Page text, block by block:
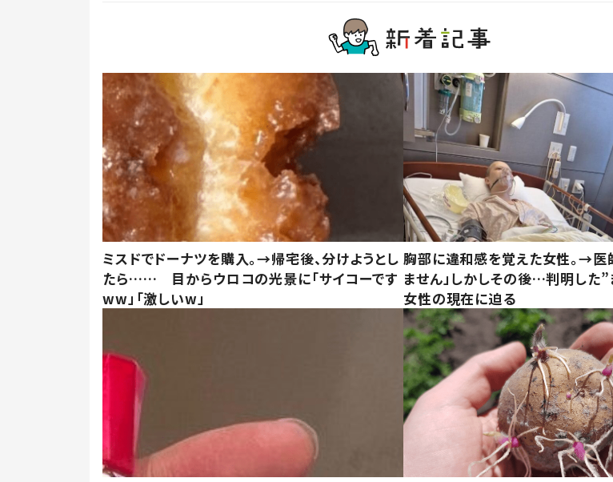
ミスドでドーナツを購入。→帰宅後、分けようとし
たら…… 目からウロコの光景に「サイコーです
ww」「激しいw」
胸部に違和感を覚えた女性。→医
ません」しかしその後…判明した”
女性の現在に迫る